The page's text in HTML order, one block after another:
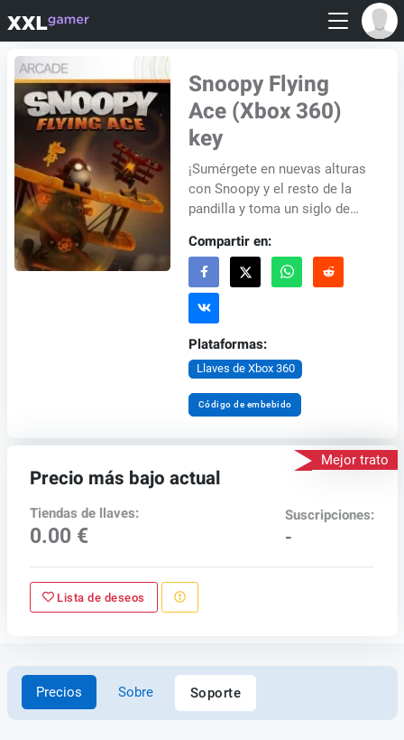
Snoopy Flying
Ace (Xbox 360)
key
¡Sumérgete en nuevas alturas
con Snoopy y el resto de la
pandilla y toma un siglo de
trampas de las campañas de
un solo jugador...
Compartir en:
Plataformas:
Llaves de Xbox 360
Código de embebido
Mejor trato
Precio más bajo actual
Tiendas de llaves:
0.00 €
Suscripciones:
-
Lista de deseos
Precios Sobre Soporte